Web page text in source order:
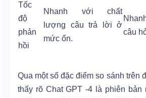
Tốc
độ
phản
hồi
Nhanh với chất
lượng câu trả lời ở
mức ổn.
câu
Qua một số đặc điểm so sánh trên
thấy rõ Chat GPT -4 là phiên bản